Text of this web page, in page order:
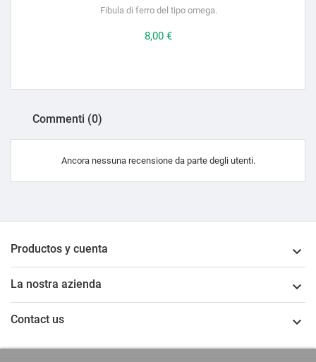
Fibula di ferro del tipo omega.
Prezzo
8,00 €
Commenti (0)
Ancora nessuna recensione da parte degli utenti.
Productos y cuenta 
La nostra azienda 
Contact us 